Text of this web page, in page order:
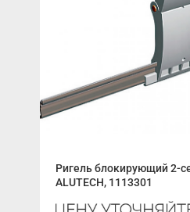
Ригель блокирующий 2-
ALUTECH, 1113301